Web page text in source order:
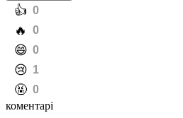
️👍 0
️🔥 0
️😄 0
️😢 1
️🤬 0
коментарі